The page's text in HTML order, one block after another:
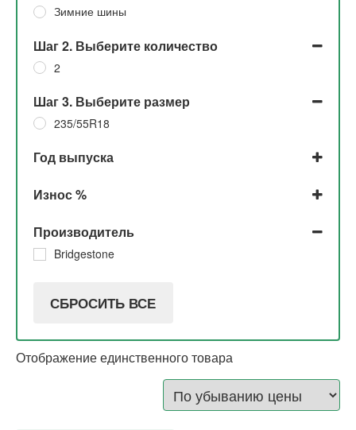
Зимние шины
Шаг 2. Выберите количество
2
Шаг 3. Выберите размер
235/55R18
Год выпуска
Износ %
Производитель
Bridgestone
СБРОСИТЬ ВСЕ
Отображение единственного товара